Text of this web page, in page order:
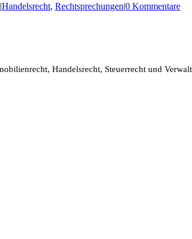
|Handelsrecht, Rechtsprechungen|0 Kommentare
Handelsrecht, Steuerrecht und